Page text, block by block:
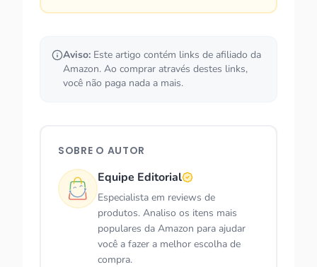
Aviso: Este artigo contém links de afiliado da
Amazon. Ao comprar através destes links,
você não paga nada a mais.
SOBRE O AUTOR
Equipe Editorial
Especialista em reviews de
produtos. Analiso os itens mais
populares da Amazon para ajudar
você a fazer a melhor escolha de
compra.